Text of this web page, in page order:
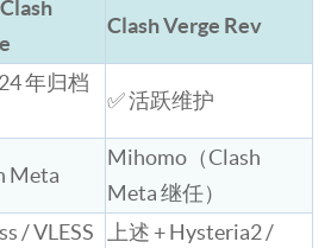
Clash Verge Rev
年归档
✅ 活跃维护
Meta
Mihomo（Clash
Meta 继任）
/ VLESS
上述 + Hysteria2 /